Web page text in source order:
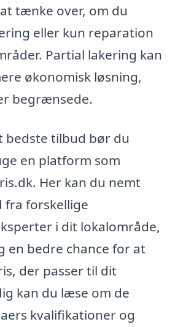
tænke over, om du
eller kun reparation
Partial lakering kan
økonomisk løsning,
begrænsede.
bedste tilbud bør du
en platform som
Her kan du nemt
fra forskellige
i dit lokalområde,
en bedre chance for at
der passer til dit
kan du læse om de
kvalifikationer og